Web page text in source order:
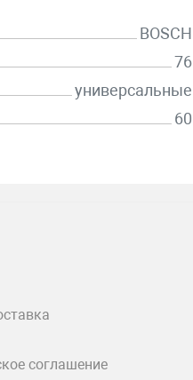
BOSCH
76
универсальные
60
соглашение